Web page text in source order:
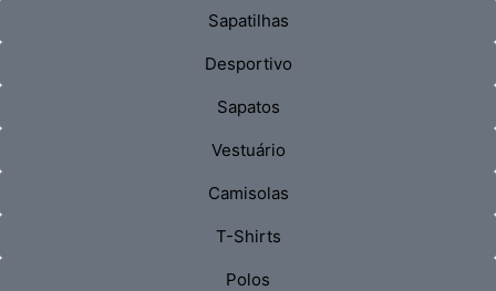
Sapatilhas
Desportivo
Sapatos
Vestuário
Camisolas
T-Shirts
Polos